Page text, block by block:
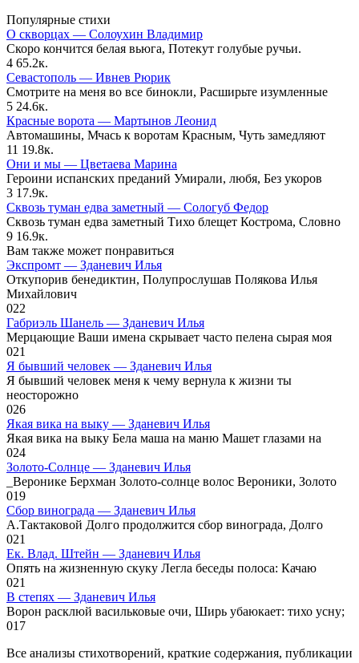
Популярные стихи
О скворцах — Солоухин Владимир
Скоро кончится белая вьюга, Потекут голубые ручьи.
4 65.2к.
Севастополь — Ивнев Рюрик
Смотрите на меня во все бинокли, Расширьте изумленные
5 24.6к.
Красные ворота — Мартынов Леонид
Автомашины, Мчась к воротам Красным, Чуть замедляют
11 19.8к.
Они и мы — Цветаева Марина
Героини испанских преданий Умирали, любя, Без укоров
3 17.9к.
Сквозь туман едва заметный — Сологуб Федор
Сквозь туман едва заметный Тихо блещет Кострома, Словно
9 16.9к.
Вам также может понравиться
Экспромт — Зданевич Илья
Откупорив бенедиктин, Полупрослушав Полякова Илья
Михайлович
022
Габриэль Шанель — Зданевич Илья
Мерцающие Ваши имена скрывает часто пелена сырая моя
021
Я бывший человек — Зданевич Илья
Я бывший человек меня к чему вернула к жизни ты
неосторожно
026
Якая вика на выку — Зданевич Илья
Якая вика на выку Бела маша на маню Машет глазами на
024
Золото-Солнце — Зданевич Илья
_Веронике Берхман Золото-солнце волос Вероники, Золото
019
Сбор винограда — Зданевич Илья
А.Тактаковой Долго продолжится сбор винограда, Долго
021
Ек. Влад. Штейн — Зданевич Илья
Опять на жизненную скуку Легла беседы полоса: Качаю
021
В степях — Зданевич Илья
Ворон расклюй васильковые очи, Ширь убаюкает: тихо усну;
017
Все анализы стихотворений, краткие содержания, публикации